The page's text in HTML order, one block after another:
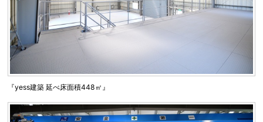
『yess建築 延べ床面積448㎡』